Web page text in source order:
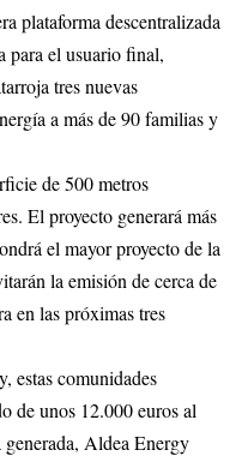
plataforma descentralizada
para el usuario final,
tres nuevas
a más de 90 familias y
de 500 metros
El proyecto generará más
el mayor proyecto de la
la emisión de cerca de
en las próximas tres
estas comunidades
de unos 12.000 euros al
generada, Aldea Energy